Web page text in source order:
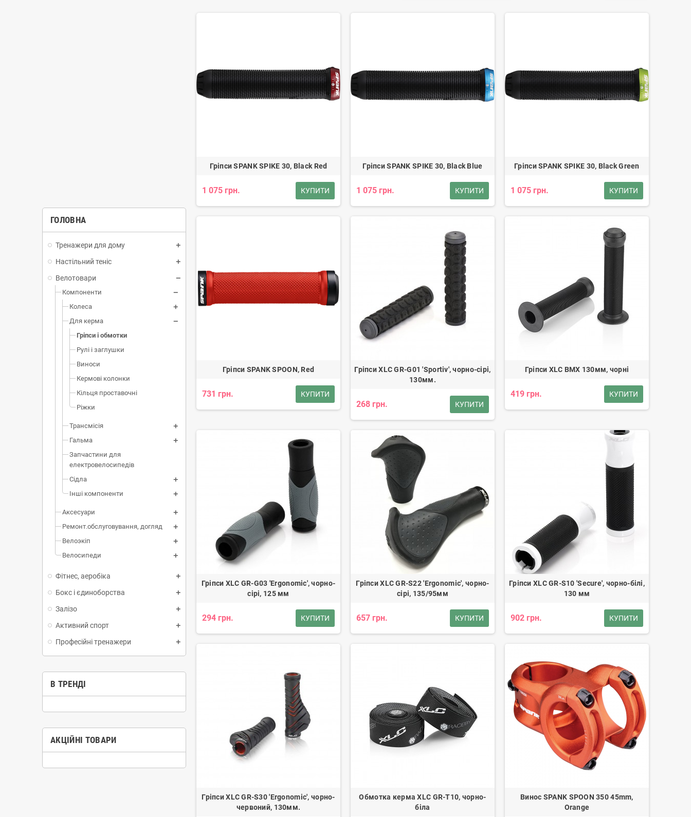
ГОЛОВНА
Тренажери для дому
Настільний теніс
Велотовари
Компоненти
Колеса
Для керма
Гріпси і обмотки
Рулі і заглушки
Виноси
Кермові колонки
Кільця проставочні
Ріжки
Трансмісія
Гальма
Запчастини для
електровелосипедів
Сідла
Інші компоненти
Аксесуари
Ремонт.обслуговування, догляд
Велоэкіп
Велосипеди
Фітнес, аеробіка
Бокс і єдиноборства
Залізо
Активний спорт
Професійні тренажери
В ТРЕНДІ
АКЦІЙНІ ТОВАРИ
Гріпси SPANK SPIKE 30, Black Red
1 075 грн. КУПИТИ
Гріпси SPANK SPIKE 30, Black Blue
1 075 грн. КУПИТИ
Гріпси SPANK SPIKE 30, Black Green
1 075 грн. КУПИТИ
Гріпси SPANK SPOON, Red
731 грн. КУПИТИ
Гріпси XLC GR-G01 'Sportiv', чорно-сірі,
130мм.
268 грн. КУПИТИ
Гріпси XLC BMX 130мм, чорні
419 грн. КУПИТИ
Гріпси XLC GR-G03 'Ergonomic', чорно-
сірі, 125 мм
294 грн. КУПИТИ
Гріпси XLC GR-S22 'Ergonomic', чорно-
сірі, 135/95мм
657 грн. КУПИТИ
Гріпси XLC GR-S10 'Secure', чорно-білі,
130 мм
902 грн. КУПИТИ
Гріпси XLC GR-S30 'Ergonomic', чорно-
червоний, 130мм.
Обмотка керма XLC GR-T10, чорно-
біла
Винос SPANK SPOON 350 45mm,
Orange